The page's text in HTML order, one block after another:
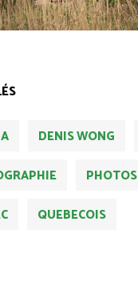
DENIS WONG
PHOTOS
QUEBECOIS